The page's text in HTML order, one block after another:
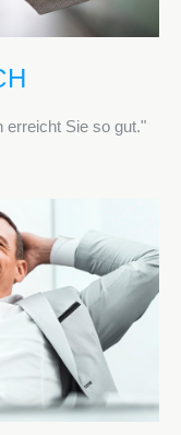
erreicht Sie so gut."